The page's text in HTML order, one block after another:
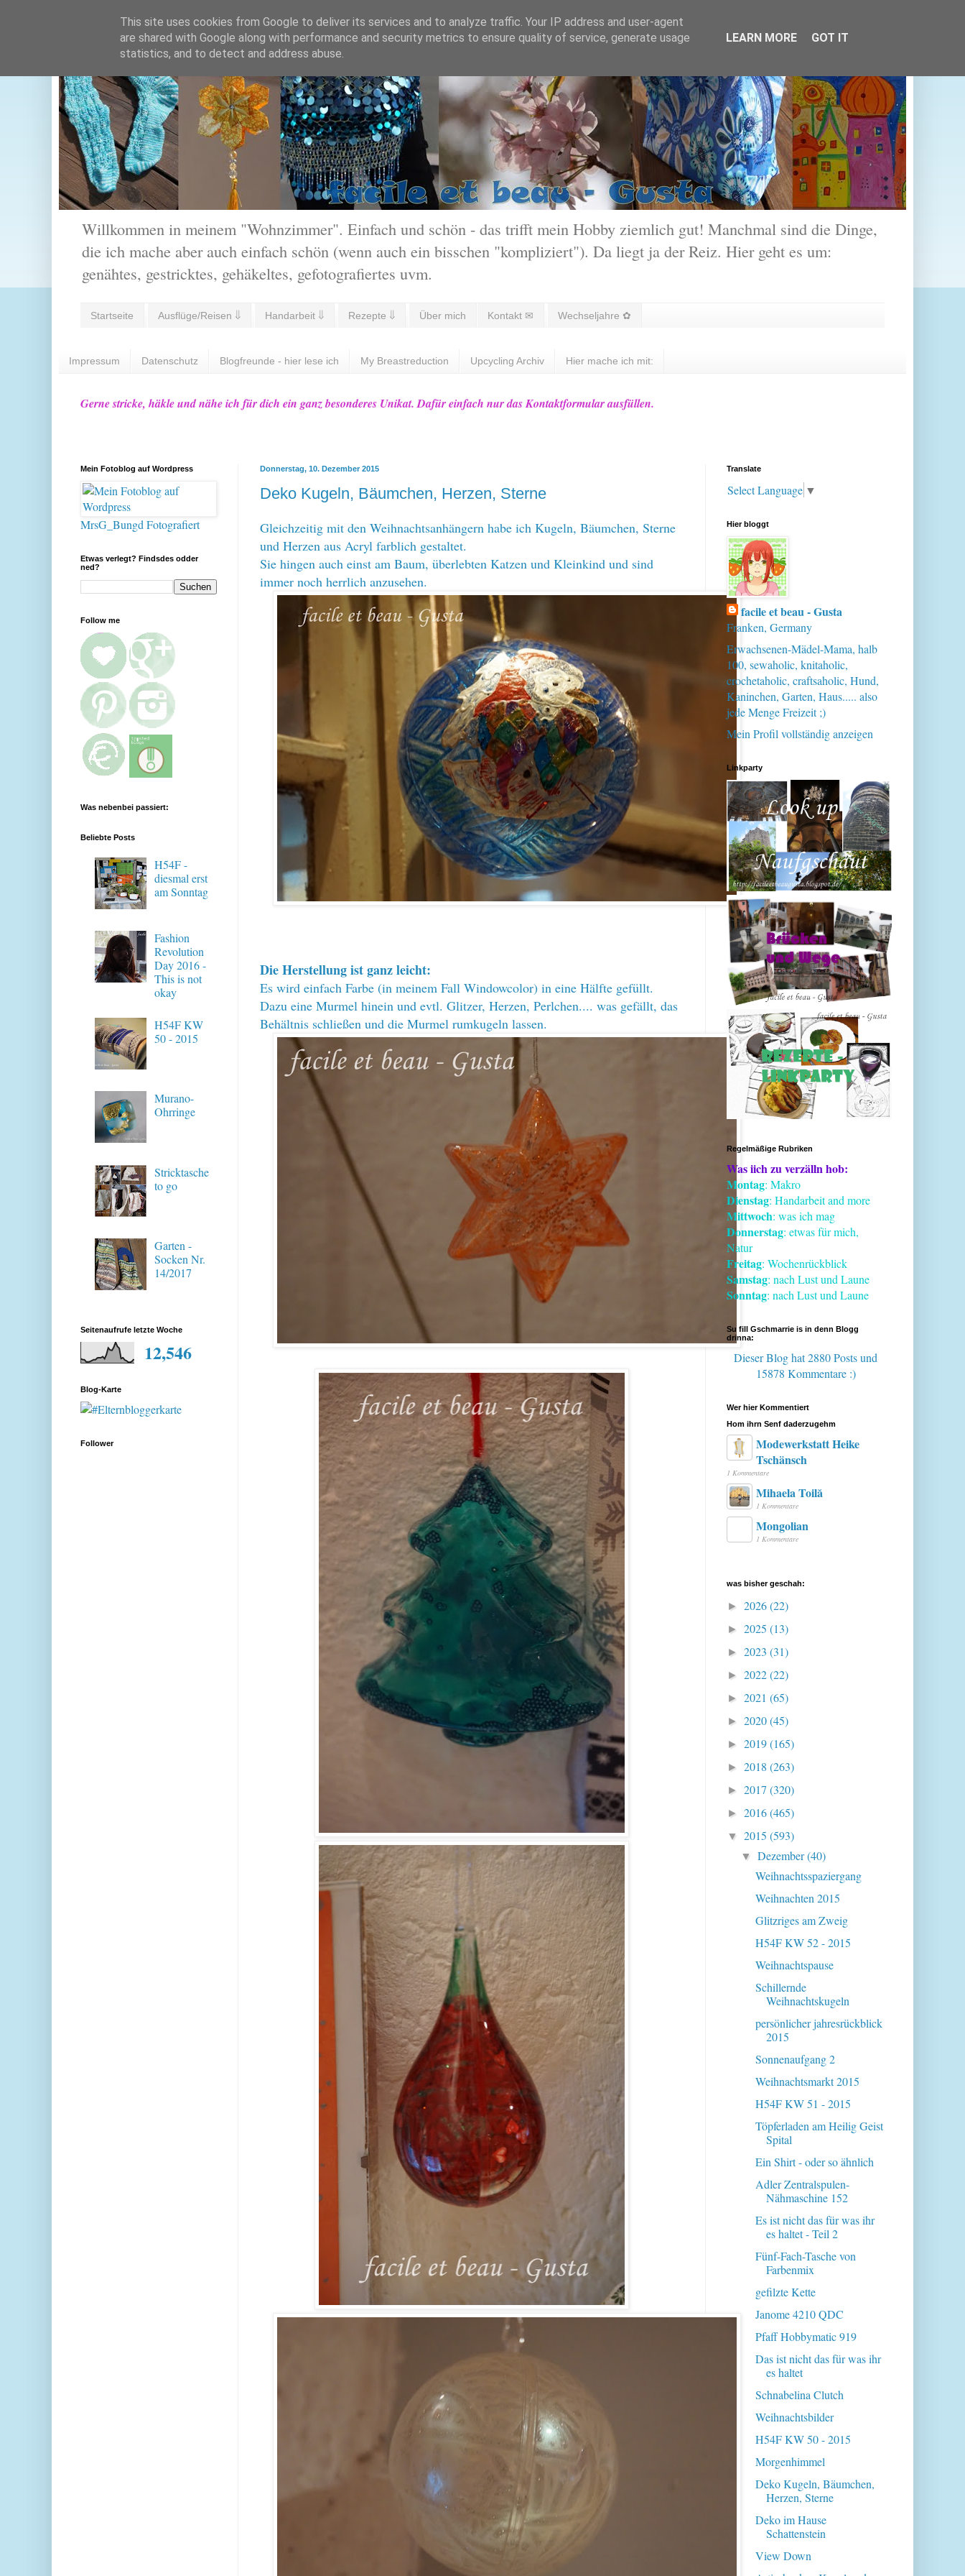
Willkommen in meinem "Wohnzimmer". Einfach und schön - das trifft mein Hobby ziemlich gut! Manchmal sind die Dinge,
die ich mache aber auch einfach schön (wenn auch ein bisschen "kompliziert"). Da liegt ja der Reiz. Hier geht es um:
genähtes, gestricktes, gehäkeltes, gefotografiertes uvm.
Startseite Ausflüge/Reisen ⇓ Handarbeit ⇓ Rezepte ⇓ Über mich Kontakt ✉ Wechseljahre ✿
Impressum Datenschutz Blogfreunde - hier lese ich My Breastreduction Upcycling Archiv Hier mache ich mit:
Gerne stricke, häkle und nähe ich für dich ein ganz besonderes Unikat. Dafür einfach nur das Kontaktformular ausfüllen.
Donnerstag, 10. Dezember 2015
Deko Kugeln, Bäumchen, Herzen, Sterne
Gleichzeitig mit den Weihnachtsanhängern habe ich Kugeln, Bäumchen, Sterne
und Herzen aus Acryl farblich gestaltet.
Sie hingen auch einst am Baum, überlebten Katzen und Kleinkind und sind
immer noch herrlich anzusehen.
Die Herstellung ist ganz leicht:
Es wird einfach Farbe (in meinem Fall Windowcolor) in eine Hälfte gefüllt.
Dazu eine Murmel hinein und evtl. Glitzer, Herzen, Perlchen.... was gefällt, das
Behältnis schließen und die Murmel rumkugeln lassen.
Mein Fotoblog auf Wordpress
MrsG_Bungd Fotografiert
Etwas verlegt? Findsdes odder
ned?
Follow me
Was nebenbei passiert:
Beliebte Posts
H54F -
diesmal erst
am Sonntag
Fashion
Revolution
Day 2016 -
This is not
okay
H54F KW
50 - 2015
Murano-
Ohrringe
Stricktasche
to go
Garten -
Socken Nr.
14/2017
Seitenaufrufe letzte Woche
12,546
Blog-Karte
Follower
Translate
Select Language ▼
Hier bloggt
facile et beau - Gusta
Franken, Germany
Erwachsenen-Mädel-Mama, halb
100, sewaholic, knitaholic,
crochetaholic, craftsaholic, Hund,
Kaninchen, Garten, Haus..... also
jede Menge Freizeit ;)
Mein Profil vollständig anzeigen
Linkparty
Regelmäßige Rubriken
Was iich zu verzälln hob:
Montag: Makro
Dienstag: Handarbeit and more
Mittwoch: was ich mag
Donnerstag: etwas für mich,
Natur
Freitag: Wochenrückblick
Samstag: nach Lust und Laune
Sonntag: nach Lust und Laune
Su fill Gschmarrie is in denn Blogg
drinna:
Dieser Blog hat 2880 Postsund
15878 Kommentare :)
Wer hier Kommentiert
Hom ihrn Senf daderzugehm
Modewerkstatt Heike
Tschänsch
1 Kommentare
Mihaela Toilă
1 Kommentare
Mongolian
1 Kommentare
was bisher geschah:
► 2026(22)
► 2025 (13)
► 2023 (31)
► 2022(22)
► 2021 (65)
► 2020(45)
► 2019(165)
► 2018 (263)
► 2017 (320)
► 2016(465)
▼ 2015 (593)
▼Dezember(40)
Weihnachtsspaziergang
Weihnachten 2015
Glitzriges am Zweig
H54F KW 52 - 2015
Weihnachtspause
Schillernde
Weihnachtskugeln
persönlicher jahresrückblick
2015
Sonnenaufgang 2
Weihnachtsmarkt 2015
H54F KW 51 - 2015
Töpferladen am Heilig Geist
Spital
Ein Shirt - oder so ähnlich
Adler Zentralspulen-
Nähmaschine 152
Es ist nicht das für was ihr
es haltet - Teil 2
Fünf-Fach-Tasche von
Farbenmix
gefilzte Kette
Janome 4210 QDC
Pfaff Hobbymatic 919
Das ist nicht das für was ihr
es haltet
Schnabelina Clutch
Weihnachtsbilder
H54F KW 50 - 2015
Morgenhimmel
Deko Kugeln, Bäumchen,
Herzen, Sterne
Deko im Hause
Schattenstein
View Down
This site uses cookies from Google to deliver its services and to analyze traffic. Your IP address and user-agent
are shared with Google along with performance and security metrics to ensure quality of service, generate usage
statistics, and to detect and address abuse.
LEARN MORE GOT IT